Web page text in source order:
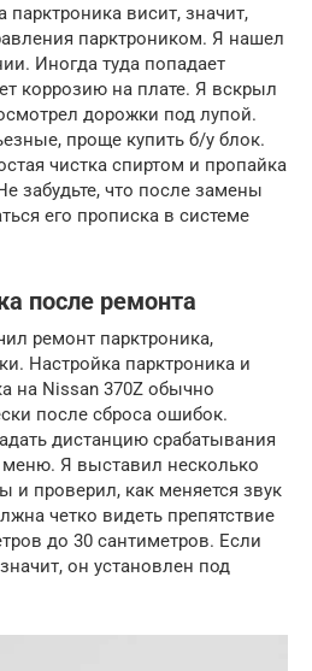
висит, значит,
парктроником. Я нашел
Иногда туда попадает
коррозию на плате. Я вскрыл
дорожки под лупой.
проще купить б/у блок.
чистка спиртом и пропайка
забудьте, что после замены
его прописка в системе
после ремонта
ремонт парктроника,
Настройка парктроника и
на Nissan 370Z обычно
после сброса ошибок.
дистанцию срабатывания
меню. Я выставил несколько
и проверил, как меняется звук
четко видеть препятствие
до 30 сантиметров. Если
он установлен под